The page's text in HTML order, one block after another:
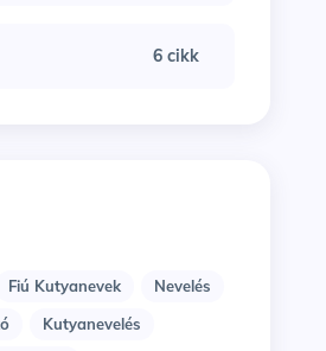
6 cikk
Fiú Kutyanevek
Nevelés
Kutyanevelés